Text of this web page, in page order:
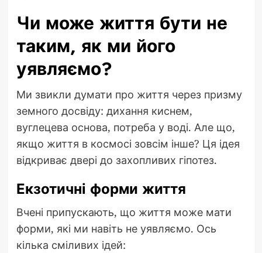
Чи може життя бути не
таким, як ми його
уявляємо?
Ми звикли думати про життя через призму
земного досвіду: дихання киснем,
вуглецева основа, потреба у воді. Але що,
якщо життя в космосі зовсім інше? Ця ідея
відкриває двері до захопливих гіпотез.
Екзотичні форми життя
Вчені припускають, що життя може мати
форми, які ми навіть не уявляємо. Ось
кілька сміливих ідей: